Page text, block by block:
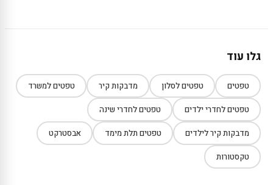
גלו עוד
טפטים טפטים לסלון מדבקות קיר טפטים למשרד
טפטים לחדרי ילדים טפטים לחדרי שינה
מדבקות קיר לילדים טפטים תלת מימד אבסטרקט
טקסטורות